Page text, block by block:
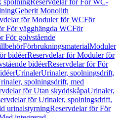
spolningReservdelar för För WC-
Geberit Monolith
för Moduler för WCFör
För vägghängda WCFör
För golvstående
FörbrukningsmaterialModuler
bidéerReservdelar för Moduler för
bidéerReservdelar för För
UrinalerUrinaler, spolningsdrift,
spolningsdrift, med
för Utan skyddskåpaUrinaler,
för Urinaler, spolningsdrift,
urinalstyrningReservdelar för För